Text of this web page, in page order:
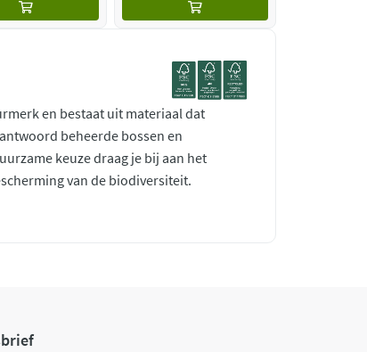
en bestaat uit materiaal dat
beheerde bossen en
keuze draag je bij aan het
van de biodiversiteit.